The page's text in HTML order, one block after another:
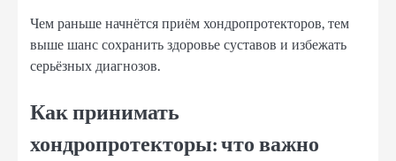
Чем раньше начнётся приём хондропротекторов, тем
выше шанс сохранить здоровье суставов и избежать
серьёзных диагнозов.
Как принимать
хондропротекторы: что важно